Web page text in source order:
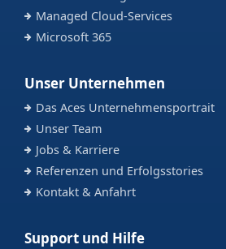
Managed Cloud-Services
Microsoft 365
Unser Unternehmen
Das Aces Unternehmensportrait
Unser Team
Jobs & Karriere
Referenzen und Erfolgsstories
Kontakt & Anfahrt
Support und Hilfe